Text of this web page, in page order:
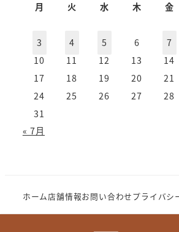
月
火 水 木 金
3
4 5 6 7
10
11 12 13 14
17
18 19 20 21
24
25 26 27 28
31
« 7月
ホーム店舗情報お問い合わせプライバシ